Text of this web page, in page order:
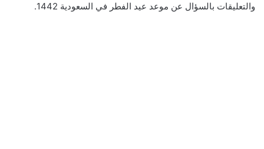
والتعليقات بالسؤال عن موعد عيد الفطر في السعودية 1442.